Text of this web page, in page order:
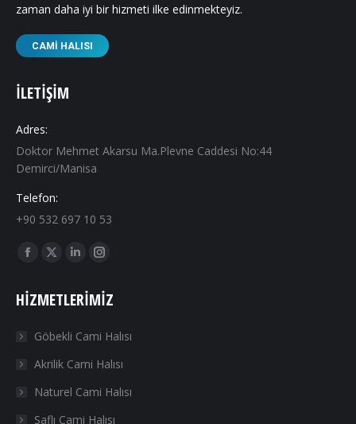
zaman daha iyi bir hizmeti ilke edinmekteyiz.
CAMI HALISI
İLETIŞIM
Adres:
Doktor Mehmet Akarsu Ma.Plevne Caddesi No:44
Demirci/Manisa
Telefon:
+90 532 697 10 53
Find us on:
Facebook
opens
new
window
X
opens
new
window
Linkedin
opens
new
window
Instagram
opens
new
window
HIZMETLERIMIZ
Göbekli Cami Halısı
Akrilik Cami Halısı
Naturel Cami Halısı
Saflı Cami Halısı